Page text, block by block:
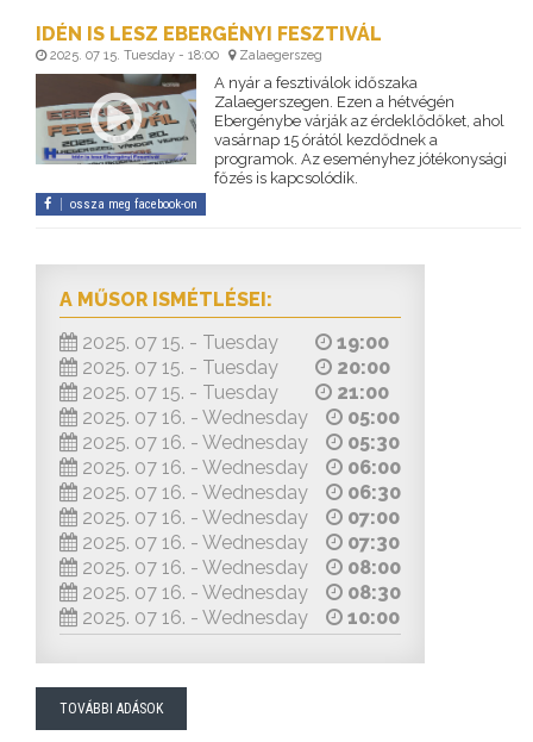
IDÉN IS LESZ EBERGÉNYI FESZTIVÁL
2025. 07 15. Tuesday - 18:00 Zalaegerszeg
A nyár a fesztiválok időszaka
Zalaegerszegen. Ezen a hétvégén
Ebergénybe várják az érdeklődőket, ahol
vasárnap 15 órától kezdődnek a
programok. Az eseményhez jótékonysági
főzés is kapcsolódik.
ossza meg facebook-on
A MŰSOR ISMÉTLÉSEI:
2025. 07 15. - Tuesday
19:00
2025. 07 15. - Tuesday
20:00
2025. 07 15. - Tuesday
21:00
2025. 07 16. - Wednesday
05:00
2025. 07 16. - Wednesday
05:30
2025. 07 16. - Wednesday
06:00
2025. 07 16. - Wednesday
06:30
2025. 07 16. - Wednesday
07:00
2025. 07 16. - Wednesday
07:30
2025. 07 16. - Wednesday
08:00
2025. 07 16. - Wednesday
08:30
2025. 07 16. - Wednesday
10:00
TOVÁBBI ADÁSOK